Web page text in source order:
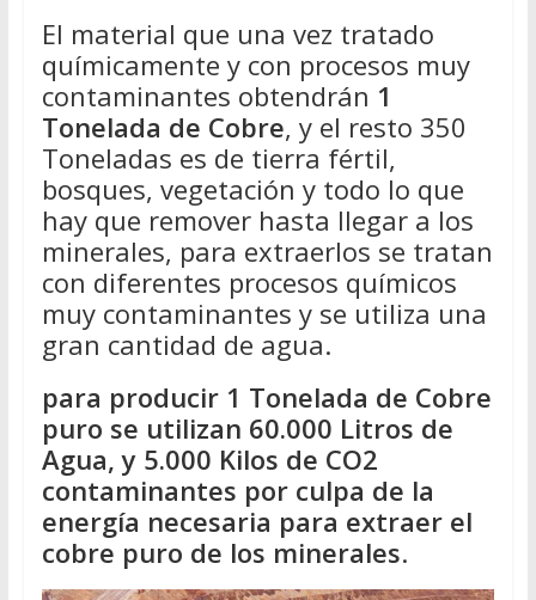
El material que una vez tratado
químicamente y con procesos muy
contaminantes obtendrán 1
Tonelada de Cobre, y el resto 350
Toneladas es de tierra fértil,
bosques, vegetación y todo lo que
hay que remover hasta llegar a los
minerales, para extraerlos se tratan
con diferentes procesos químicos
muy contaminantes y se utiliza una
gran cantidad de agua.
para producir 1 Tonelada de Cobre
puro se utilizan 60.000 Litros de
Agua, y 5.000 Kilos de CO2
contaminantes por culpa de la
energía necesaria para extraer el
cobre puro de los minerales.